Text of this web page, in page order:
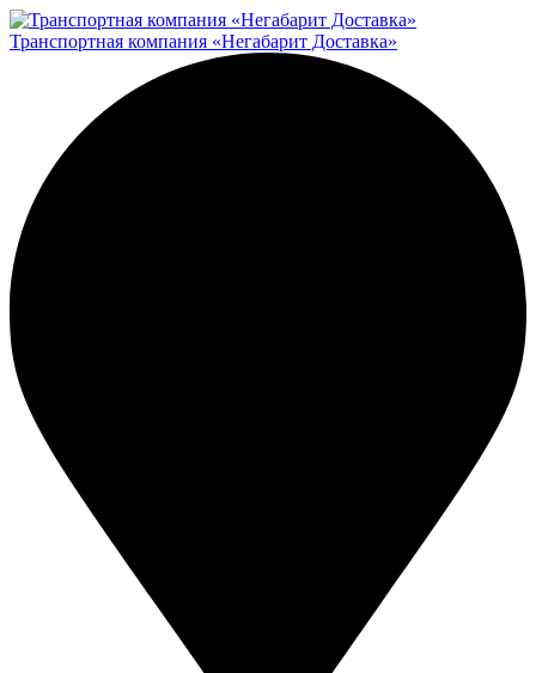
Транспортная компания «Негабарит Доставка»